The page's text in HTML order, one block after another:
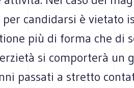
candidarsi è vietato
più di forma che di
si comporterà un
passati a stretto